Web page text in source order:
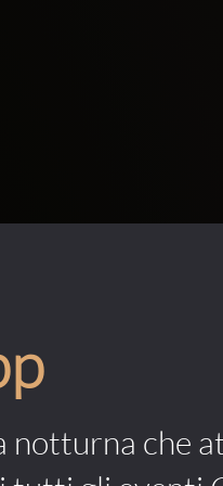
notturna che